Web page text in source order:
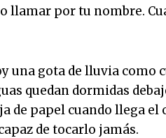
llamar por tu nombre.
una gota de lluvia
quedan dormidas
de papel cuando llega
de tocarlo jamás.